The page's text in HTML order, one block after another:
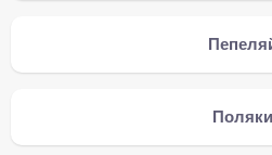
Поляки